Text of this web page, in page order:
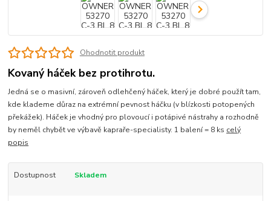
Ohodnotit produkt
Kovaný háček bez protihrotu.
Jedná se o masivní, zároveň odlehčený háček, který je dobré použít tam,
kde klademe důraz na extrémní pevnost háčku (v blízkosti potopených
překážek). Háček je vhodný pro plovoucí i potápivé nástrahy a rozhodně
by neměl chybět ve výbavě kapraře-specialisty. 1 balení = 8 ks celý
popis
Dostupnost Skladem